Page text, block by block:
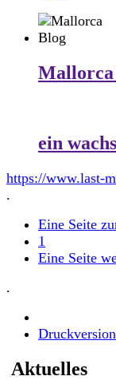
Mallorca
ein
https://www.last-
.
Eine Seite
1
Eine Seite
.
Aktuelles